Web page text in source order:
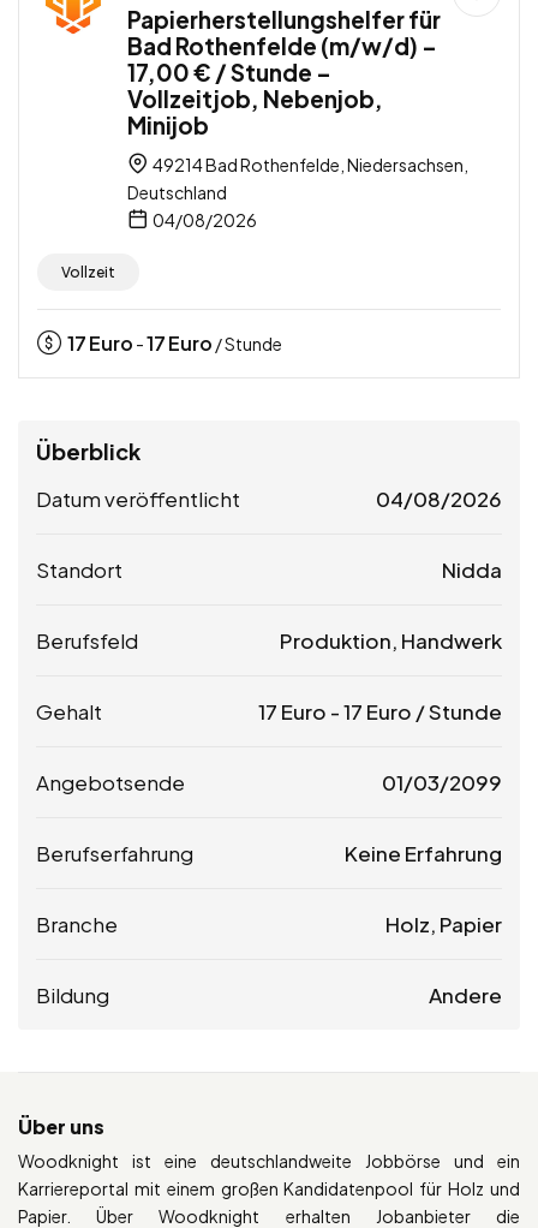
Papierherstellungshelfer für
Bad Rothenfelde (m/w/d) –
17,00 € / Stunde –
Vollzeitjob, Nebenjob,
Minijob
49214 Bad Rothenfelde, Niedersachsen,
Deutschland
04/08/2026
Vollzeit
17Euro -17Euro / Stunde
Überblick
Datum veröffentlicht 04/08/2026
Standort Nidda
Berufsfeld Produktion, Handwerk
Gehalt 17 Euro -17 Euro / Stunde
Angebotsende 01/03/2099
Berufserfahrung Keine Erfahrung
Branche Holz, Papier
Bildung Andere
Über uns
Woodknight ist eine deutschlandweite Jobbörse und ein
Karriereportal mit einem großen Kandidatenpool für Holz und
Papier. Über Woodknight erhalten Jobanbieter die